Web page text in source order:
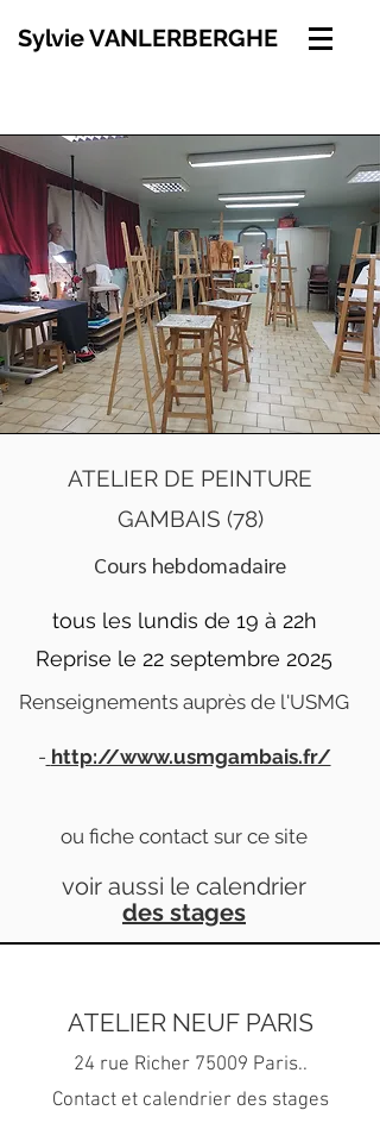
Sylvie VANLERBERGHE
ATELIER DE PEINTURE
GAMBAIS (78)
Cours hebdomadaire
tous les lundis de 19 à 22h
Reprise le 22 septembre 2025
Renseignements auprès de l'USMG
- http://www.usmgambais.fr/
ou fiche contact sur ce site
voir aussi le calendrier
des stages
ATELIER NEUF PARIS
24 rue Richer 75009 Paris..
Contact et calendrier des stages